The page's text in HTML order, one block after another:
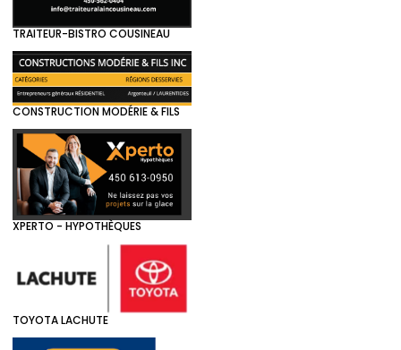
TRAITEUR-BISTRO COUSINEAU
CONSTRUCTION MODÉRIE & FILS
XPERTO - HYPOTHÈQUES
TOYOTA LACHUTE